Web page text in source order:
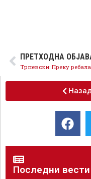
ПРЕТХОДНА
Последни вести